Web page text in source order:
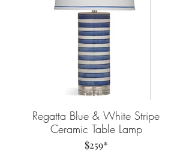
Regatta Blue & White Stripe
Ceramic Table Lamp
$259*